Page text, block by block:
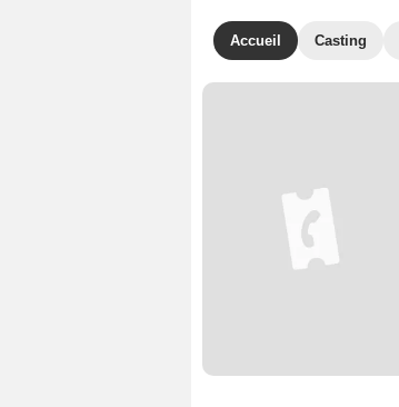
Accueil Casting